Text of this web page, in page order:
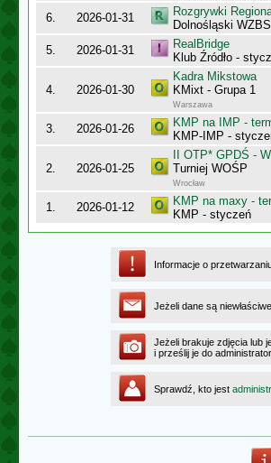
6.
2026-01-31
Rozgrywki
Dolnośląski
5.
2026-01-31
RealBridge
Klub Źródło -
4. 2026-01-30
Kadra Mikstowa
KMixt - Grupa 1
Warszawa
3. 2026-01-26
KMP na IMP -
KMP-IMP -
2. 2026-01-25
II OTP* GPDŚ -
Turniej WOŚP
Wrocław
1. 2026-01-12
KMP na maxy -
KMP - styczeń
Informacje o
Jeżeli dane są niewłaściwe
Jeżeli brakuje zdjęcia lub
i prześlij je do
Sprawdź, kto jest